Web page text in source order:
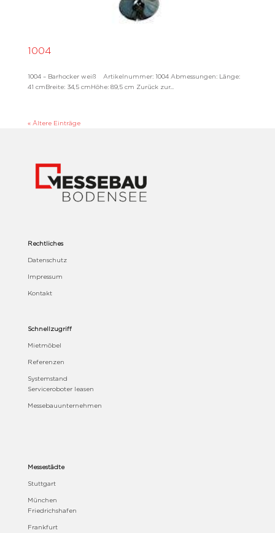
1004
1004 – Barhocker weiß Artikelnummer: 1004 Abmessungen: Länge:
41 cmBreite: 34,5 cmHöhe: 89,5 cm Zurück zur...
« Ältere Einträge
Rechtliches
Datenschutz
Impressum
Kontakt
Schnellzugriff
Mietmöbel
Referenzen
Systemstand
Serviceroboter leasen
Messebauunternehmen
Messestädte
Stuttgart
München
Friedrichshafen
Frankfurt